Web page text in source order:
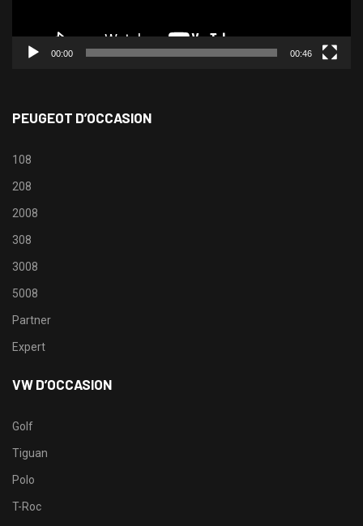
00:00 00:46
PEUGEOT D’OCCASION
108
208
2008
308
3008
5008
Partner
Expert
VW D’OCCASION
Golf
Tiguan
Polo
T-Roc